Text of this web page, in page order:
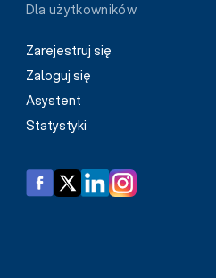
Dla użytkowników
Zarejestruj się
Zaloguj się
Asystent
Statystyki